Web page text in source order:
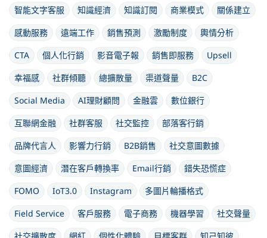
智能文字客服
知識經濟 知識訂閱 商業模式
關係建立
感動服務
遠端工作 銷售預測 激勵制度
輿情分析
CTA
個人化行銷 影音電子報 銷售即服務
Upsell
幸福感
社群傾聽 總擴散量 渠道聲量
B2C
Social Media
AI理財顧問 金融雲
數位銀行
互聯網金融
社群客服 社交監控
部落客行銷
品牌代言人
影響力行銷 B2B銷售
社交意圖數據
意圖經濟
潛在客戶轉換率 Email行銷
錯失恐慌症
FOMO
IoT3.0 Instagram
多圖片輪播格式
Field Service
客戶服務 電子商務 機器學習
社交聲量